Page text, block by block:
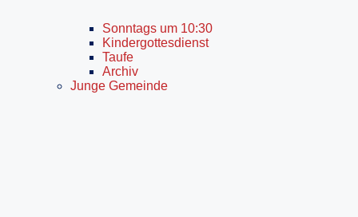
Sonntags um 10:30
Kindergottesdienst
Taufe
Archiv
Junge Gemeinde